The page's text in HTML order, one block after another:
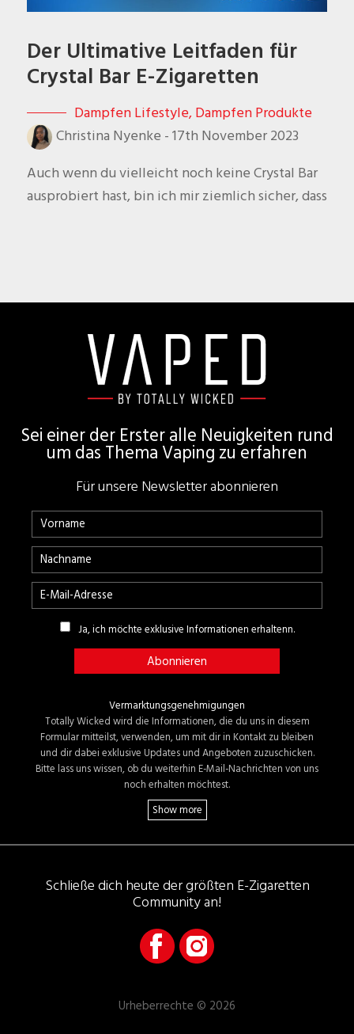
Der Ultimative Leitfaden für
Crystal Bar E-Zigaretten
Dampfen Lifestyle, Dampfen Produkte
Christina Nyenke - 17th November 2023
Auch wenn du vielleicht noch keine Crystal Bar
ausprobiert hast, bin ich mir ziemlich sicher, dass
Sei einer der Erster alle Neuigkeiten rund
um das Thema Vaping zu erfahren
Für unsere Newsletter abonnieren
Ja, ich möchte exklusive Informationen erhaltenn.
Vermarktungsgenehmigungen
Totally Wicked wird die Informationen, die du uns in diesem
Formular mitteilst, verwenden, um mit dir in Kontakt zu bleiben
und dir dabei exklusive Updates und Angeboten zuzuschicken.
Bitte lass uns wissen, ob du weiterhin E-Mail-Nachrichten von uns
noch erhalten möchtest.
Schließe dich heute der größten E-Zigaretten
Community an!
Urheberrechte © 2026